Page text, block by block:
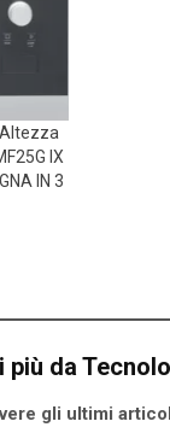
IX
IN 3
più da
gli ultimi